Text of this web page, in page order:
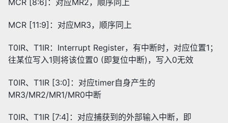
MCR [8:6]：对应MR2，顺序同上
MCR [11:9]：对应MR3，顺序同上
T0IR、T1IR：Interrupt Register，有中断时，对应位置1；
往某位写入1则将该位置0 (即复位中断)，写入0无效
T0IR、T1IR [3:0]：对应timer自身产生的
MR3/MR2/MR1/MR0中断
T0IR、T1IR [7:4]：对应捕获到的外部输入中断，即